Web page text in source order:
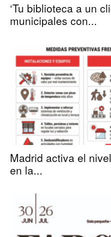
‘Tu biblioteca a un
municipales con...
Madrid activa el
en la...